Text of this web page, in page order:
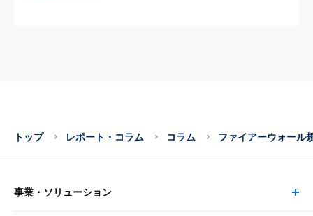
トップ レポート・コラム コラム ファイアーウォール
事業・ソリューション